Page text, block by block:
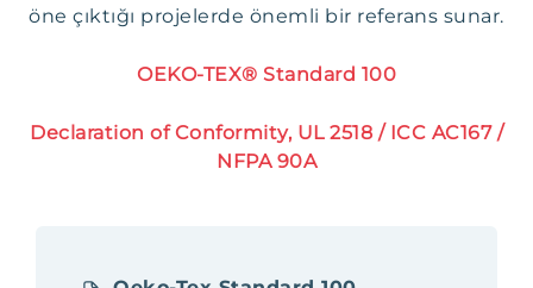
öne çıktığı projelerde önemli bir referans sunar.
OEKO-TEX® Standard 100
Declaration of Conformity, UL 2518 / ICC AC167 /
NFPA 90A